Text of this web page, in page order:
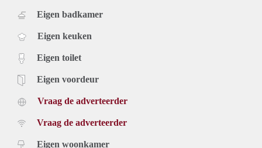
Eigen badkamer
Eigen keuken
Eigen toilet
Eigen voordeur
Vraag de adverteerder
Vraag de adverteerder
Eigen woonkamer